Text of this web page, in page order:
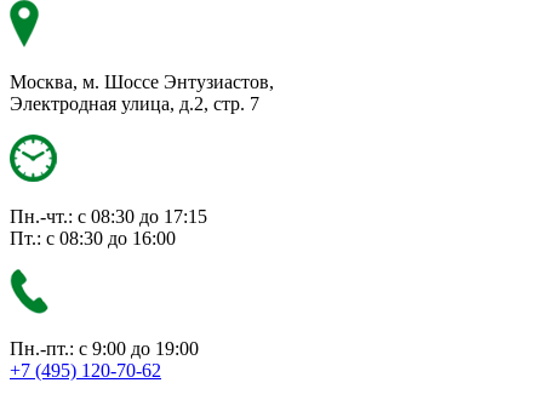
Москва, м. Шоссе Энтузиастов,
Электродная улица, д.2, стр. 7
Пн.-чт.: с 08:30 до 17:15
Пт.: с 08:30 до 16:00
Пн.-пт.: с 9:00 до 19:00
+7 (495) 120-70-62